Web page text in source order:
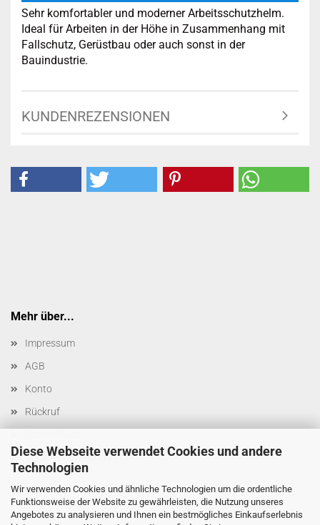
Diese Webseite verwendet Cookies und andere
Technologien
Wir verwenden Cookies und ähnliche Technologien um die ordentliche
Funktionsweise der Website zu gewährleisten, die Nutzung unseres
Angebotes zu analysieren und Ihnen ein bestmögliches Einkaufserlebnis
Sehr komfortabler und moderner Arbeitsschutzhelm.
Ideal für Arbeiten in der Höhe in Zusammenhang mit
Fallschutz, Gerüstbau oder auch sonst in der
Bauindustrie.
KUNDENREZENSIONEN
Mehr über...
Impressum
AGB
Konto
Rückruf
Cookie Einstellungen